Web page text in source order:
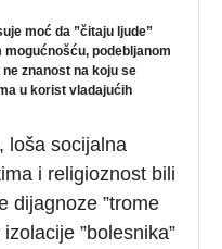
moć da ”čitaju ljude”
podebljanom
znanost na koju se
u korist vladajućih
loša socijalna
i religioznost bili
dijagnoze ”trome
”bolesnika”